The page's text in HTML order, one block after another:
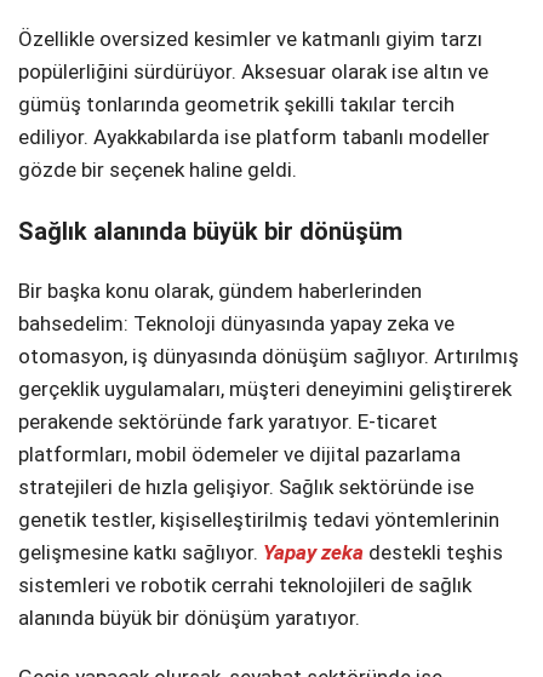
Telegram
Özellikle oversized kesimler ve katmanlı giyim tarzı
popülerliğini sürdürüyor. Aksesuar olarak ise altın ve
gümüş tonlarında geometrik şekilli takılar tercih
ediliyor. Ayakkabılarda ise platform tabanlı modeller
gözde bir seçenek haline geldi.
Sağlık alanında büyük bir dönüşüm
Bir başka konu olarak, gündem haberlerinden
bahsedelim: Teknoloji dünyasında yapay zeka ve
otomasyon, iş dünyasında dönüşüm sağlıyor. Artırılmış
gerçeklik uygulamaları, müşteri deneyimini geliştirerek
perakende sektöründe fark yaratıyor. E-ticaret
platformları, mobil ödemeler ve dijital pazarlama
stratejileri de hızla gelişiyor. Sağlık sektöründe ise
genetik testler, kişiselleştirilmiş tedavi yöntemlerinin
gelişmesine katkı sağlıyor. Yapay zeka destekli teşhis
sistemleri ve robotik cerrahi teknolojileri de sağlık
alanında büyük bir dönüşüm yaratıyor.